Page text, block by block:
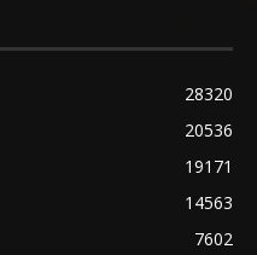
28320
20536
19171
14563
7602